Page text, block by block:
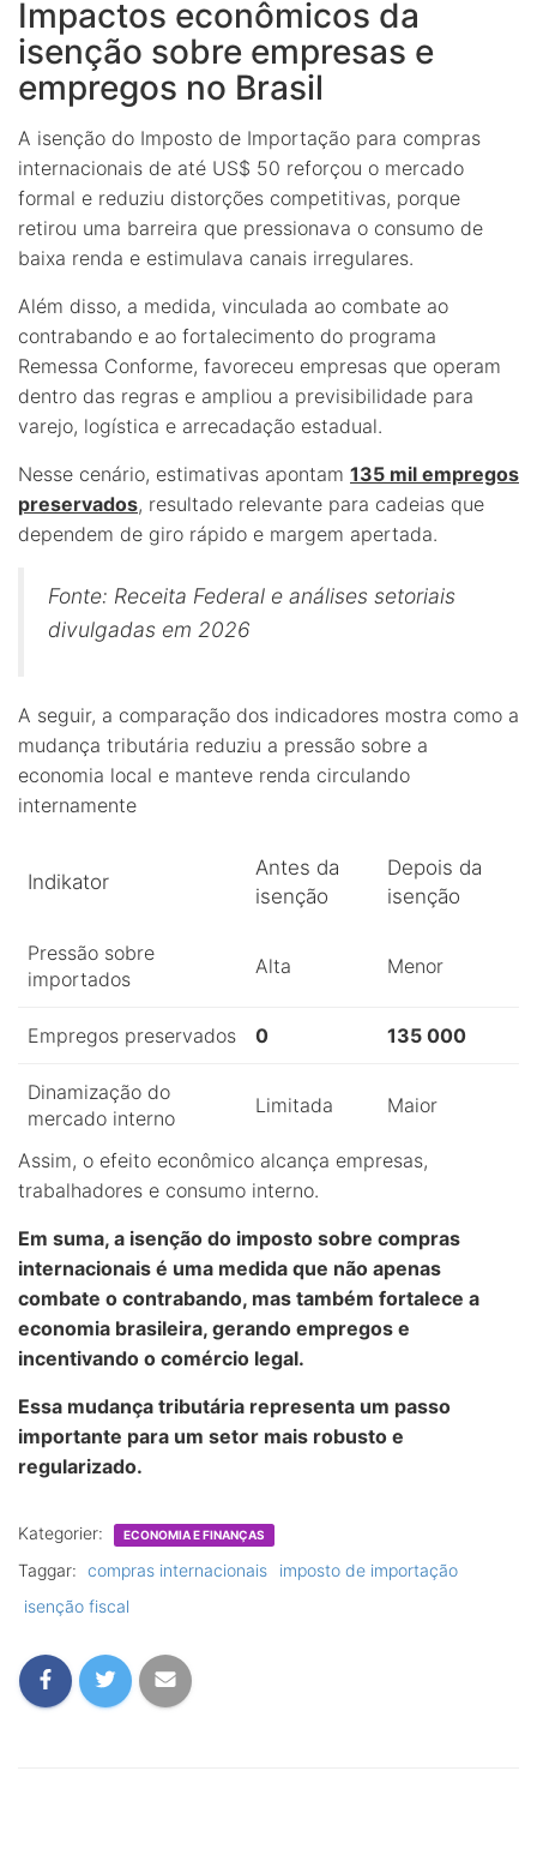
Impactos econômicos da
isenção sobre empresas e
empregos no Brasil
A isenção do Imposto de Importação para compras
internacionais de até US$ 50 reforçou o mercado
formal e reduziu distorções competitivas, porque
retirou uma barreira que pressionava o consumo de
baixa renda e estimulava canais irregulares.
Além disso, a medida, vinculada ao combate ao
contrabando e ao fortalecimento do programa
Remessa Conforme, favoreceu empresas que operam
dentro das regras e ampliou a previsibilidade para
varejo, logística e arrecadação estadual.
Nesse cenário, estimativas apontam 135 mil empregos
preservados, resultado relevante para cadeias que
dependem de giro rápido e margem apertada.
Fonte: Receita Federal e análises setoriais
divulgadas em 2026
A seguir, a comparação dos indicadores mostra como a
mudança tributária reduziu a pressão sobre a
economia local e manteve renda circulando
internamente
Indikator
Antes da
isenção
Depois da
isenção
Pressão sobre
importados
Alta Menor
Empregos preservados 0 135 000
Dinamização do
mercado interno
Limitada Maior
Assim, o efeito econômico alcança empresas,
trabalhadores e consumo interno.
Em suma, a isenção do imposto sobre compras
internacionais é uma medida que não apenas
combate o contrabando, mas também fortalece a
economia brasileira, gerando empregos e
incentivando o comércio legal.
Essa mudança tributária representa um passo
importante para um setor mais robusto e
regularizado.
Kategorier: ECONOMIA E FINANÇAS
Taggar: compras internacionais
imposto de importação
isenção fiscal